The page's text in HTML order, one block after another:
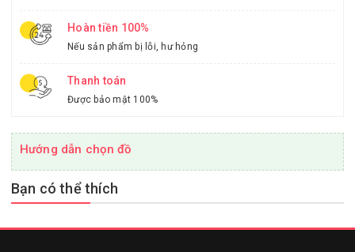
Hoàn tiền 100%
Nếu sản phẩm bị lỗi, hư hỏng
Thanh toán
Được bảo mật 100%
Hướng dẫn chọn đồ
Bạn có thể thích